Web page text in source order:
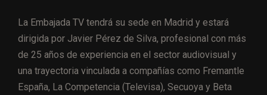
La Embajada TV tendrá su sede en Madrid y estará
dirigida por Javier Pérez de Silva, profesional con más
de 25 años de experiencia en el sector audiovisual y
una trayectoria vinculada a compañías como Fremantle
España, La Competencia (Televisa), Secuoya y Beta